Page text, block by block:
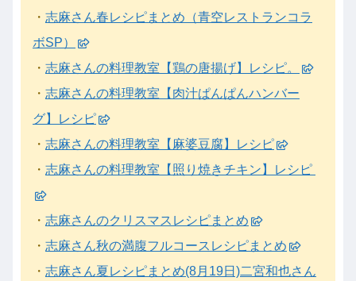
・ 志麻さん春レシピまとめ（青空レストランコラ
ボSP）
・ 志麻さんの料理教室【鶏の唐揚げ】レシピ。
・ 志麻さんの料理教室【肉汁ぱんぱんハンバー
グ】レシピ
・ 志麻さんの料理教室【麻婆豆腐】レシピ
・ 志麻さんの料理教室【照り焼きチキン】レシピ
・ 志麻さんのクリスマスレシピまとめ
・ 志麻さん秋の満腹フルコースレシピまとめ
・ 志麻さん夏レシピまとめ(8月19日)二宮和也さん